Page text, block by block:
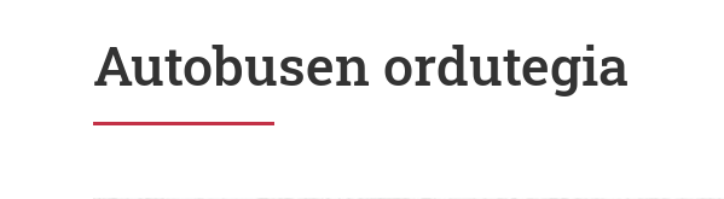
Autobusen ordutegia